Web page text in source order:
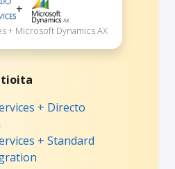
+
+ Microsoft Dynamics AX
+ Directo
+ Standard